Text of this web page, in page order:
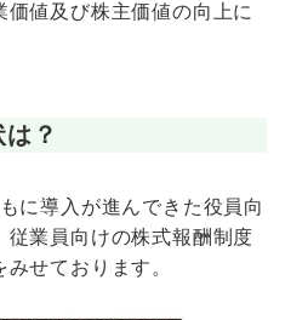
価値及び株主価値の向上に
？
に導入が進んできた役員向
従業員向けの株式報酬制度
せております。